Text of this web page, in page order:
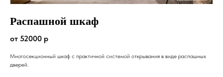
Распашной шкаф
от 52000 р
Многосекционный шкаф с практичной системой открывания в виде распашных
дверей.